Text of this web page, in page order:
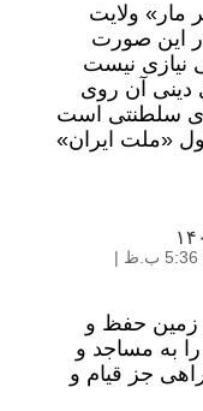
ولایت
این صورت
نیازی نیست
دینی آن روی
سلطنتی است
«ملت ایران»
|
زمین حفظ و
به مساجد و
جز قیام و